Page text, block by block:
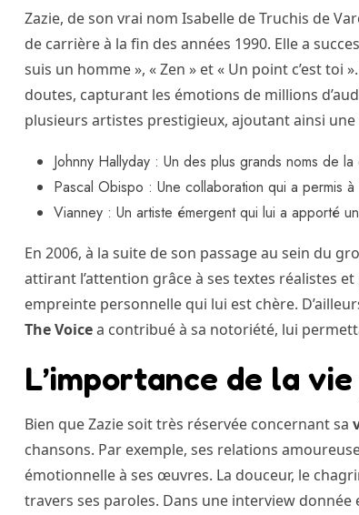
Zazie, de son vrai nom Isabelle de Truchis de
de carrière à la fin des années 1990. Elle a
suis un homme », « Zen » et « Un point c’est toi
doutes, capturant les émotions de millions
plusieurs artistes prestigieux, ajoutant ainsi
Johnny Hallyday : Un des plus grands noms de
Pascal Obispo : Une collaboration qui a permis
Vianney : Un artiste émergent qui lui a apporté
En 2006, à la suite de son passage au sein du
attirant l’attention grâce à ses textes réalistes
empreinte personnelle qui lui est chère.
The Voicea contribué à sa notoriété, lui
L’importance de la
Bien que Zazie soit très réservée concernant sa
chansons. Par exemple, ses relations
émotionnelle à ses œuvres. La douceur, le
travers ses paroles. Dans une interview